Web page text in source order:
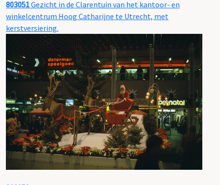
803051Gezicht in de Clarentuin van het kantoor- en
winkelcentrum Hoog Catharijne te Utrecht, met
kerstversiering.